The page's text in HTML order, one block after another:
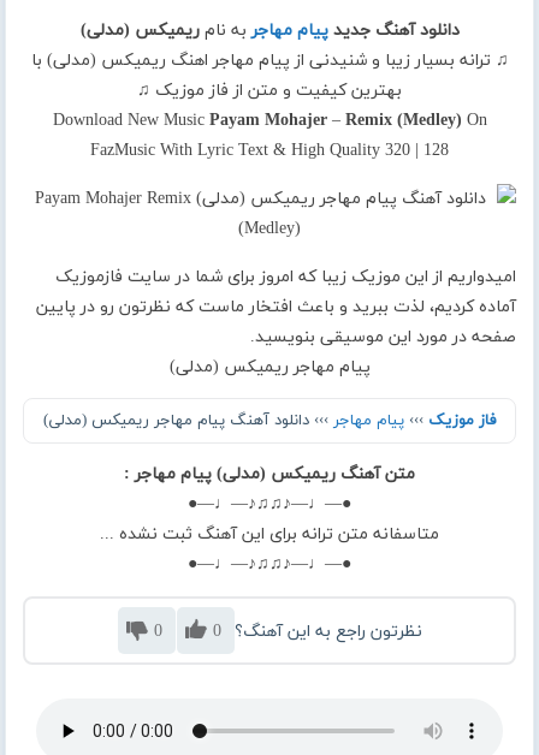
دانلود آهنگ جدید پیام مهاجربه نامریمیکس (مدلی)
♫ ترانه بسیار زیبا و شنیدنی از پیام مهاجر اهنگ ریمیکس (مدلی) با
بهترین کیفیت و متن از فاز موزیک ♫
Download New Music Payam Mohajer– Remix (Medley) On
FazMusic With Lyric Text & High Quality 320 | 128
امیدواریم از این موزیک زیبا که امروز برای شما در سایت فازموزیک
آماده کردیم، لذت ببرید و باعث افتخار ماست که نظرتون رو در پایین
صفحه در مورد این موسیقی بنویسید.
پیام مهاجر ریمیکس (مدلی)
فاز موزیک ›››پیام مهاجر ››› دانلود آهنگ پیام مهاجر ریمیکس (مدلی)
متن آهنگ ریمیکس (مدلی) پیام مهاجر :
●—♩—♪♫♫♪—♩—●
متاسفانه متن ترانه برای این آهنگ ثبت نشده ...
●—♩—♪♫♫♪—♩—●
نظرتون راجع به این آهنگ؟ 0
0